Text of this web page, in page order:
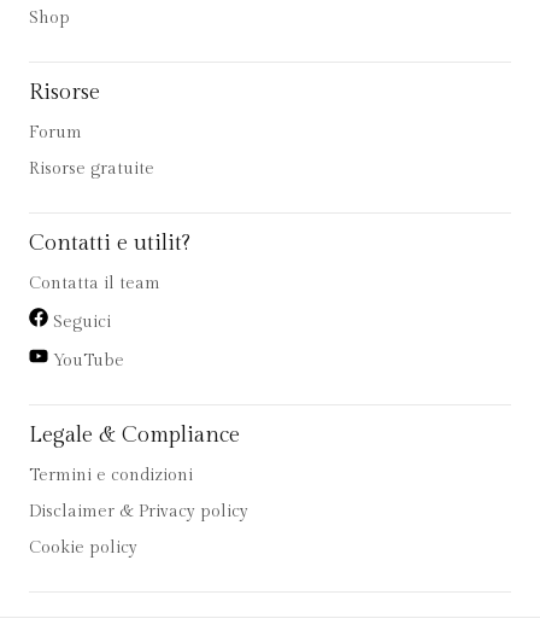
Shop
Risorse
Forum
Risorse gratuite
Contatti e utilit?
Contatta il team
Seguici
YouTube
Legale & Compliance
Termini e condizioni
Disclaimer & Privacy policy
Cookie policy